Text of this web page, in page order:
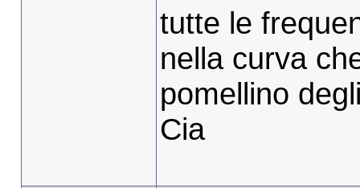
tutte le
nella curva
pomellino
Cia